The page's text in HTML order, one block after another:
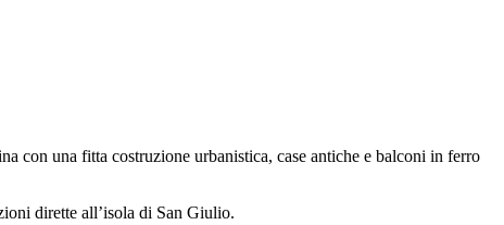
con una fitta costruzione urbanistica, case antiche e balconi in ferro
dirette all’isola di San Giulio.